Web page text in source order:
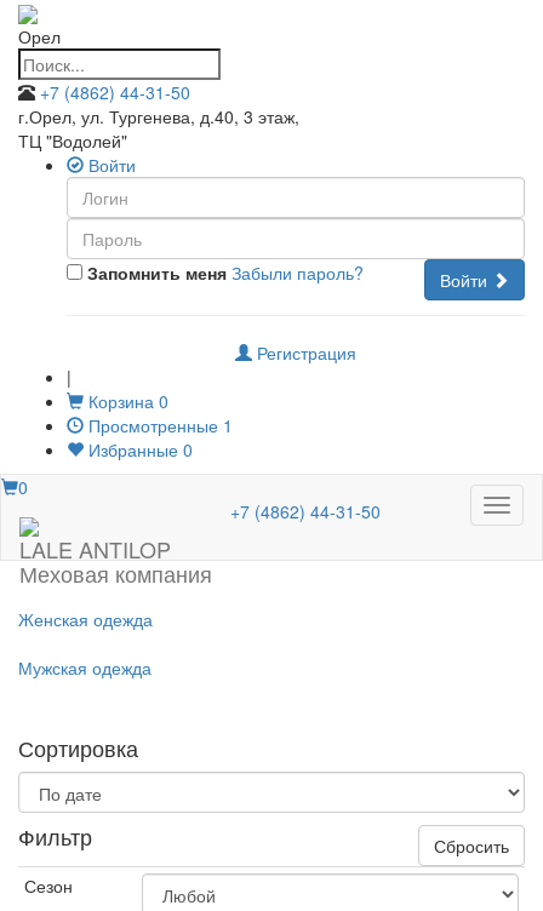
Орел
+7 (4862) 44-31-50
г.Орел, ул. Тургенева, д.40, 3 этаж,
ТЦ "Водолей"
Войти
Запомнить меня Войти
Забыли пароль?
Регистрация
|
Корзина 0
Просмотренные 1
Избранные 0
Меню
0
LALE ANTILOP
Меховая компания
+7 (4862) 44-31-50
Женская одежда
Мужская одежда
Сортировка
Фильтр
Сбросить
Сезон